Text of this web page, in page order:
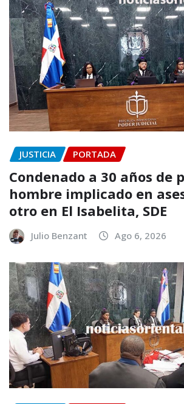
JUSTICIA PORTADA
Condenado a 30 años de
hombre implicado en
otro en El Isabelita, SDE
Julio Benzant Ago 6, 2026